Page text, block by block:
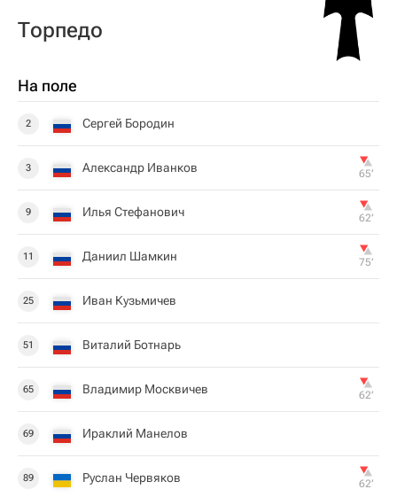
Торпедо
На поле
2 Сергей Бородин
3 Александр Иванков 65‎’‎
9 Илья Стефанович 62‎’‎
11 Даниил Шамкин 75‎’‎
25 Иван Кузьмичев
51 Виталий Ботнарь
65 Владимир Москвичев 62‎’‎
69 Ираклий Манелов
89 Руслан Червяков 62‎’‎